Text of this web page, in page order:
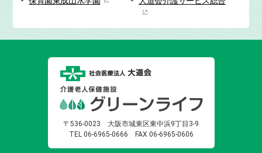
〒536-0023 大阪市城東区東中浜9丁目3-9
TEL 06-6965-0666 FAX 06-6965-0606